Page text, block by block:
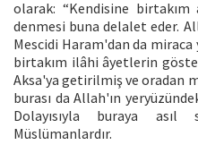
olarak: “Kendisine
denmesi buna delalet eder.
Mescidi Haram'dan da
birtakım ilâhi âyetlerin
Aksa'ya getirilmiş ve oradan
burası da Allah'ın
Dolayısıyla buraya asıl
Müslümanlardır.